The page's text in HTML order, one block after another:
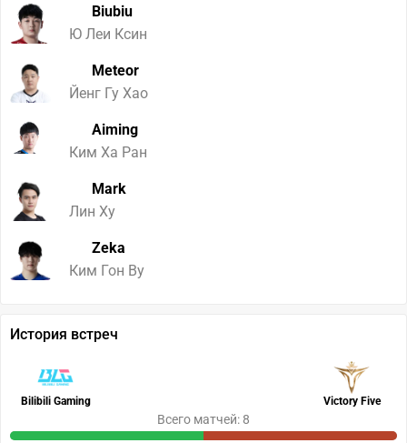
Biubiu
Ю Леи Ксин
Meteor
Йенг Гу Хао
Aiming
Ким Ха Ран
Mark
Лин Ху
Zeka
Ким Гон Ву
История встреч
Bilibili Gaming Victory Five
Всего матчей: 8